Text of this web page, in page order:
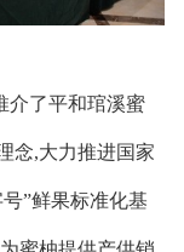
介了平和琯溪蜜
念,大力推进国家
”鲜果标准化基